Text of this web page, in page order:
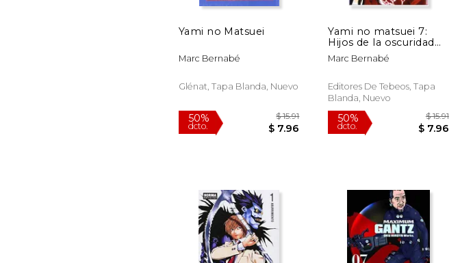
40%
dcto. $ 9.01
40%
dcto.
Yami no Matsuei
Marc Bernabé
Glénat, Tapa Blanda, Nuevo
Yami no matsuei 7:
Hijos de la oscuridad
(Shojo Manga)
Marc Bernabé
Editores De Tebeos, Tapa
Blanda, Nuevo